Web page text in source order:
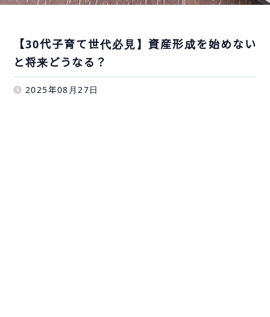
【30代子育て世代必見】資産形成を始めない
と将来どうなる？
2025年08月27日